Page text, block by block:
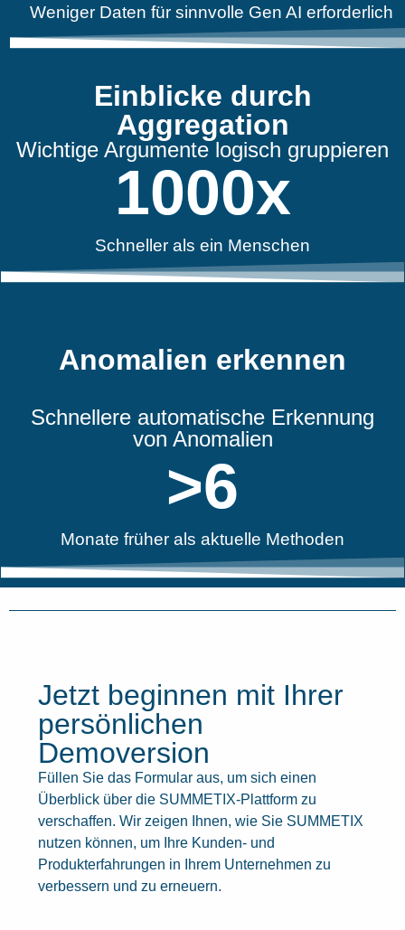
Weniger Daten für sinnvolle Gen AI erforderlich
Einblicke durch
Aggregation
Wichtige Argumente logisch gruppieren
Schneller als ein Menschen
1000x
Anomalien erkennen
Schnellere automatische Erkennung
von Anomalien
Monate früher als aktuelle Methoden
>6
Jetzt beginnen mit Ihrer
persönlichen
Demoversion
Füllen Sie das Formular aus, um sich einen
Überblick über die SUMMETIX-Plattform zu
verschaffen. Wir zeigen Ihnen, wie Sie SUMMETIX
nutzen können, um Ihre Kunden- und
Produkterfahrungen in Ihrem Unternehmen zu
verbessern und zu erneuern.